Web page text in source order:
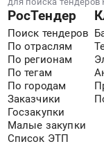
РосТендер
Поиск тендеров
По отраслям
По регионам
По тегам
По городам
Заказчики
Госзакупки
Малые закупки
Список ЭТП